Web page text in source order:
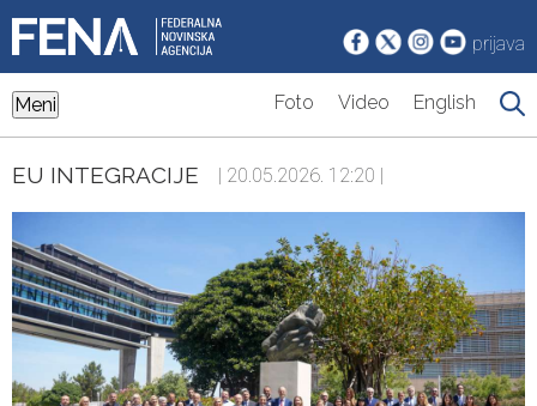
prijava
Meni Foto Video English
EU INTEGRACIJE | 20.05.2026. 12:20 |